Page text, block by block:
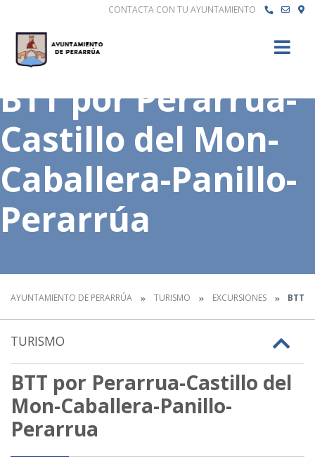
CONTACTA CON TU AYUNTAMIENTO
BTT por Perarrúa-
Castillo del Mon-
Caballera-Panillo-
Perarrúa
AYUNTAMIENTO DE PERARRÚA TURISMO EXCURSIONES BTT
TURISMO
BTT por Perarrua-Castillo del
Mon-Caballera-Panillo-
Perarrua